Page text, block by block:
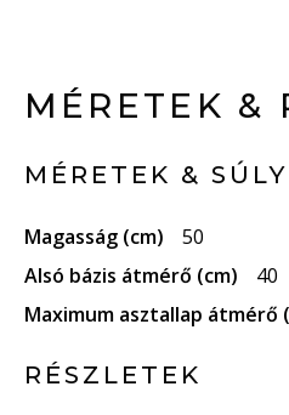
MÉRETEK &
MÉRETEK & SÚLY
Magasság (cm)
50
Alsó bázis átmérő (cm)
40
Maximum asztallap átmérő
RÉSZLETEK